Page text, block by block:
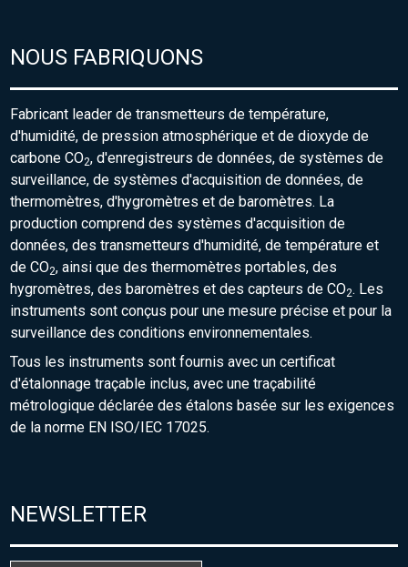
NOUS FABRIQUONS
Fabricant leader de transmetteurs de température,
d'humidité, de pression atmosphérique et de dioxyde de
carbone CO2, d'enregistreurs de données, de systèmes de
surveillance, de systèmes d'acquisition de données, de
thermomètres, d'hygromètres et de baromètres. La
production comprend des systèmes d'acquisition de
données, des transmetteurs d'humidité, de température et
de CO2, ainsi que des thermomètres portables, des
hygromètres, des baromètres et des capteurs de CO2. Les
instruments sont conçus pour une mesure précise et pour la
surveillance des conditions environnementales.
Tous les instruments sont fournis avec un certificat
d'étalonnage traçable inclus, avec une traçabilité
métrologique déclarée des étalons basée sur les exigences
de la norme EN ISO/IEC 17025.
NEWSLETTER